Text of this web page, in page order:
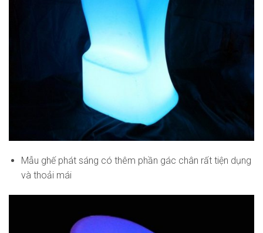
Mẫu ghế phát sáng có thêm phần gác chân rất tiện dụng
và thoải mái